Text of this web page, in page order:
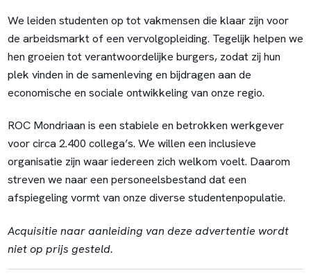
We leiden studenten op tot vakmensen die klaar zijn voor
de arbeidsmarkt of een vervolgopleiding. Tegelijk helpen we
hen groeien tot verantwoordelijke burgers, zodat zij hun
plek vinden in de samenleving en bijdragen aan de
economische en sociale ontwikkeling van onze regio.
ROC Mondriaan is een stabiele en betrokken werkgever
voor circa 2.400 collega’s. We willen een inclusieve
organisatie zijn waar iedereen zich welkom voelt. Daarom
streven we naar een personeelsbestand dat een
afspiegeling vormt van onze diverse studentenpopulatie.
Acquisitie naar aanleiding van deze advertentie wordt
niet op prijs gesteld.